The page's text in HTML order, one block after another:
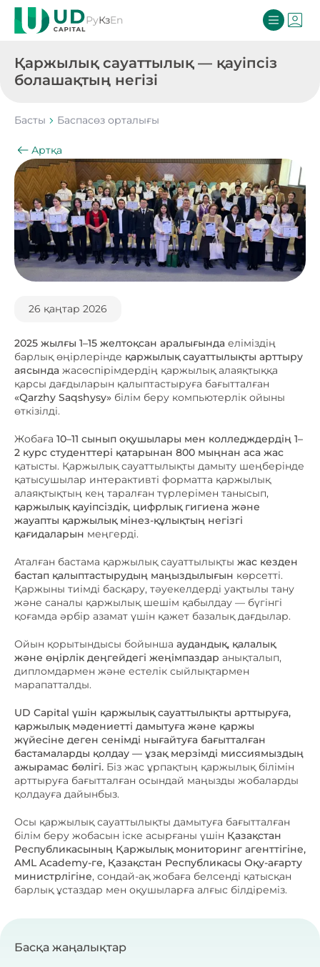
РуКзEn
Қаржылық сауаттылық — қауіпсіз
болашақтың негізі
Басты Баспасөз орталығы
Артқа
26 қаңтар 2026
2025 жылғы 1–15 желтоқсан аралығында еліміздің
барлық өңірлерінде қаржылық сауаттылықты арттыру
аясында жасөспірімдердің қаржылық алаяқтыққа
қарсы дағдыларын қалыптастыруға бағытталған
«Qarzhy Saqshysy» білім беру компьютерлік ойыны
өткізілді.
Жобаға 10–11 сынып оқушылары мен колледждердің 1–
2 курс студенттері қатарынан 800 мыңнан аса жас
қатысты. Қаржылық сауаттылықты дамыту шеңберінде
қатысушылар интерактивті форматта қаржылық
алаяқтықтың кең таралған түрлерімен танысып,
қаржылық қауіпсіздік, цифрлық гигиена және
жауапты қаржылық мінез-құлықтың негізгі
қағидаларын меңгерді.
Аталған бастама қаржылық сауаттылықты жас кезден
бастап қалыптастырудың маңыздылығын көрсетті.
Қаржыны тиімді басқару, тәуекелдерді уақтылы тану
және саналы қаржылық шешім қабылдау — бүгінгі
қоғамда әрбір азамат үшін қажет базалық дағдылар.
Ойын қорытындысы бойынша аудандық, қалалық
және өңірлік деңгейдегі жеңімпаздар анықталып,
дипломдармен және естелік сыйлықтармен
марапатталды.
UD Capital үшін қаржылық сауаттылықты арттыруға,
қаржылық мәдениетті дамытуға және қаржы
жүйесіне деген сенімді нығайтуға бағытталған
бастамаларды қолдау — ұзақ мерзімді миссиямыздың
ажырамас бөлігі. Біз жас ұрпақтың қаржылық білімін
арттыруға бағытталған осындай маңызды жобаларды
қолдауға дайынбыз.
Осы қаржылық сауаттылықты дамытуға бағытталған
білім беру жобасын іске асырғаны үшін Қазақстан
Республикасының Қаржылық мониторинг агенттігіне,
AML Academy-ге, Қазақстан Республикасы Оқу-ағарту
министрлігіне, сондай-ақ жобаға белсенді қатысқан
барлық ұстаздар мен оқушыларға алғыс білдіреміз.
Басқа жаңалықтар